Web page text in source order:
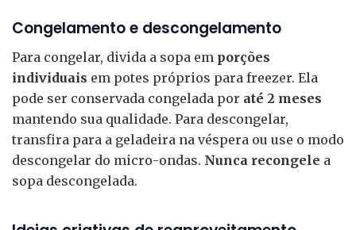
Congelamento e descongelamento
Para congelar, divida a sopa em porções
individuais em potes próprios para freezer. Ela
pode ser conservada congelada por até 2 meses
mantendo sua qualidade. Para descongelar,
transfira para a geladeira na véspera ou use o modo
descongelar do micro-ondas. Nunca recongele a
sopa descongelada.